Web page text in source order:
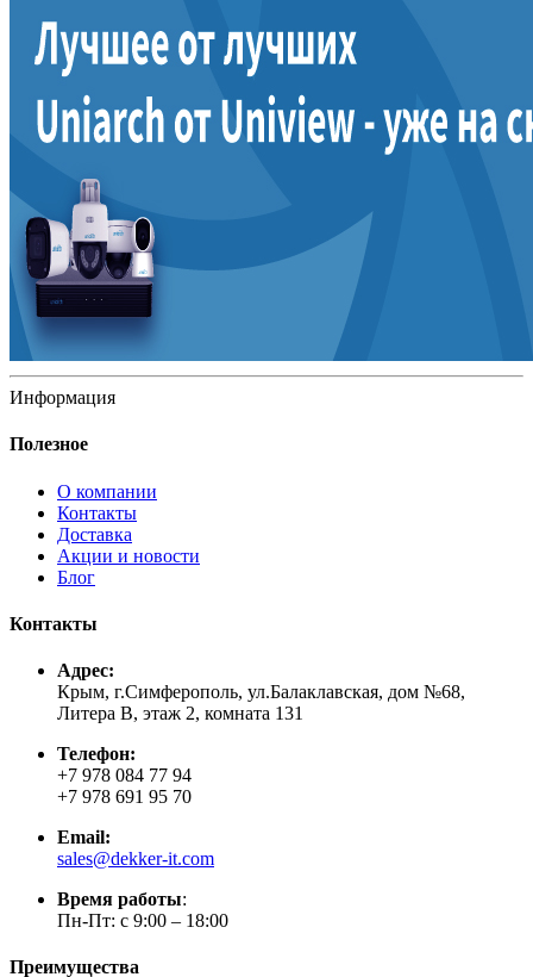
Информация
Полезное
О компании
Контакты
Доставка
Акции и новости
Блог
Контакты
Адрес:
Крым, г.Симферополь, ул.Балаклавская, дом №68,
Литера В, этаж 2, комната 131
Телефон:
+7 978 084 77 94
+7 978 691 95 70
Email:
sales@dekker-it.com
Время работы:
Пн-Пт: с 9:00 – 18:00
Преимущества